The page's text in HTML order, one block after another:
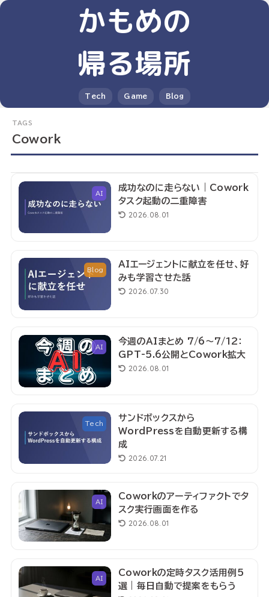
かもめの
帰る場所
Tech Game Blog
Cowork
AI
成功なのに走らない｜Cowork
タスク起動の二重障害
2026.08.01
Blog
AIエージェントに献立を任せ、好
みも学習させた話
2026.07.30
AI
今週のAIまとめ 7/6〜7/12：
GPT-5.6公開とCowork拡大
2026.08.01
Tech
サンドボックスから
WordPressを自動更新する構
成
2026.07.21
AI
Coworkのアーティファクトでタ
スク実行画面を作る
2026.08.01
AI
Coworkの定時タスク活用例5
選｜毎日自動で提案をもらう